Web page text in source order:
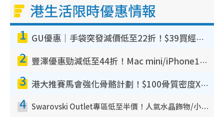
港生活限時優惠情報
1 GU優惠｜手袋突發減價低至22折！$39買經典波士頓包/餃子袋！飾物同步減價$29起！
2 豐澤優惠勁減低至44折！Mac mini/iPhone17Pro大減價！廚房家電$220起
3 港大推賽馬會強化骨骼計劃！$100骨質密度X光檢查 完成免費運動訓練送超市禮券！附參加資格
4 Swarovski Outlet專區低至半價！人氣水晶飾物/小擺設$138起！迪士尼款/水晶高跟鞋都有平